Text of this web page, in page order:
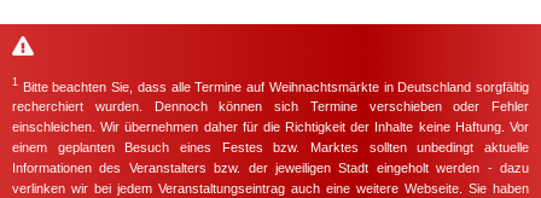
1
Bitte beachten Sie, dass alle Termine auf Weihnachtsmärkte in Deutschland sorgfältig
recherchiert wurden. Dennoch können sich Termine verschieben oder Fehler
einschleichen. Wir übernehmen daher für die Richtigkeit der Inhalte keine Haftung. Vor
einem geplanten Besuch eines Festes bzw. Marktes sollten unbedingt aktuelle
Informationen des Veranstalters bzw. der jeweiligen Stadt eingeholt werden - dazu
verlinken wir bei jedem Veranstaltungseintrag auch eine weitere Webseite. Sie haben